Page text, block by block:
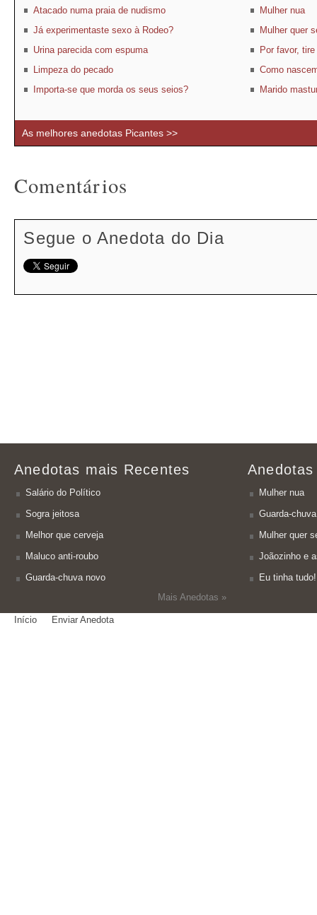
Atacado numa praia de nudismo
Já experimentaste sexo à Rodeo?
Urina parecida com espuma
Limpeza do pecado
Importa-se que morda os seus seios?
Mulher nua
Mulher quer
Por favor,
Como
Marido
As melhores anedotas Picantes >>
Comentários
Segue o Anedota do Dia
Anedotas mais Recentes
Salário do Político
Sogra jeitosa
Melhor que cerveja
Maluco anti-roubo
Guarda-chuva novo
Mais Anedotas »
Mulher nua
Guarda-
Mulher quer
Joãozinho e
Eu tinha tudo!
Início Enviar Anedota